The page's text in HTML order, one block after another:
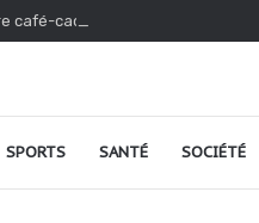
café-cacao au Togo : une
SPORTS SANTÉ SOCIÉTÉ